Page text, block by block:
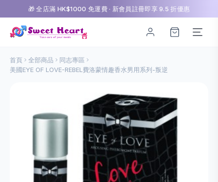
🎁 全店滿 HK$1000 免運費 · 新會員註冊即享 9.5 折優惠
首頁 全部商品
同志專區
美國EYE OF LOVE-REBEL費洛蒙情趣香水男用系列-叛逆